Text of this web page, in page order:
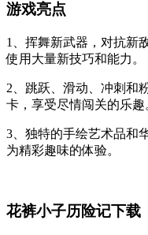
游戏亮点
1、挥舞新武器，对抗新
使用大量新技巧和能力。
2、跳跃、滑动、冲刺和
卡，享受尽情闯关的乐趣
3、独特的手绘艺术品和
为精彩趣味的体验。
花裤小子历险记下载